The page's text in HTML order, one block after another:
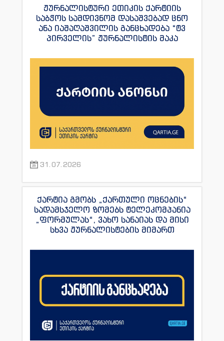
ჟურნალისტური ეთიკის ქარტიის
საბჭოს სამდივნომ დასაშვებად ცნო
ანა იაშაღაშვილის განცხადება “ტვ
პირველის” ჟურნალისტის მაკა
31.07.2026
ქარტია გმობს „ქართული ოცნების“
სადამსჯელო ზომებს ტელეკომპანია
„ფორმულას“, ვახო სანაიას და მისი
სხვა ჟურნალისტების მიმართ